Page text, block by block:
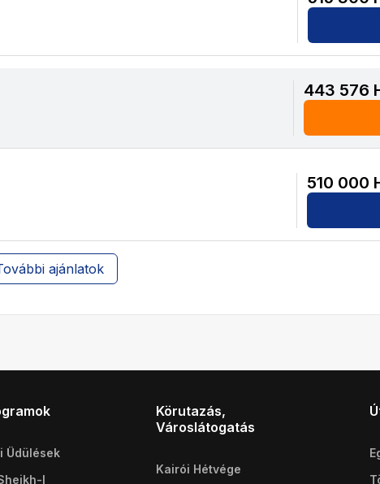
443 576
510 000
ajánlatok
Üdülések
I
Körutazás,
Városlátogatás
Kairói Hétvége